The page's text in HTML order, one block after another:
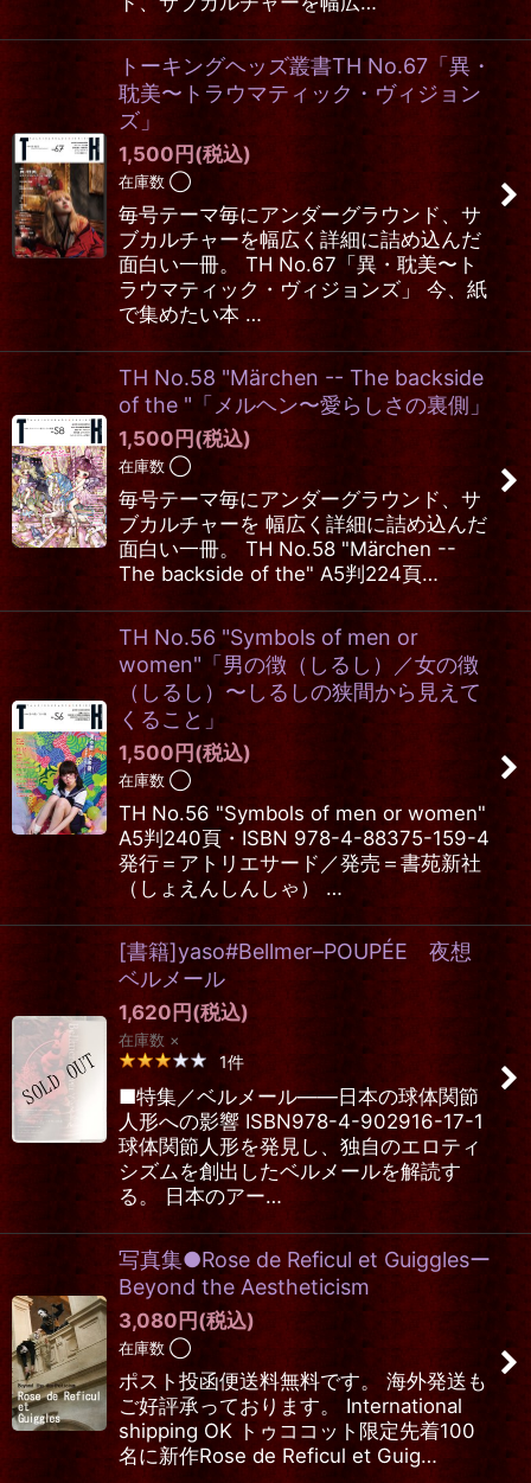
トーキングヘッズ叢書TH No.67「異・
耽美〜トラウマティック・ヴィジョン
ズ」
1,500円(税込)
在庫数 ◯
毎号テーマ毎にアンダーグラウンド、サ
ブカルチャーを幅広く詳細に詰め込んだ
面白い一冊。 TH No.67「異・耽美〜ト
ラウマティック・ヴィジョンズ」 今、紙
で集めたい本 …
TH No.58 "Märchen -- The backside
of the "「メルヘン〜愛らしさの裏側」
1,500円(税込)
在庫数 ◯
毎号テーマ毎にアンダーグラウンド、サ
ブカルチャーを 幅広く詳細に詰め込んだ
面白い一冊。 TH No.58 "Märchen --
The backside of the" A5判224頁…
TH No.56 "Symbols of men or
women"「男の徴（しるし）／女の徴
（しるし）〜しるしの狭間から見えて
くること」
1,500円(税込)
在庫数 ◯
TH No.56 "Symbols of men or women"
A5判240頁・ISBN 978-4-88375-159-4
発行＝アトリエサード／発売＝書苑新社
（しょえんしんしゃ） …
[書籍]yaso#Bellmer–POUPÉE 夜想
ベルメール
1,620円(税込)
在庫数 ×
1件
■特集／ベルメール――日本の球体関節
人形への影響 ISBN978-4-902916-17-1
球体関節人形を発見し、独自のエロティ
シズムを創出したベルメールを解読す
る。 日本のアー…
写真集●Rose de Reficul et Guigglesー
Beyond the Aestheticism
3,080円(税込)
在庫数 ◯
ポスト投函便送料無料です。 海外発送も
ご好評承っております。 International
shipping OK トゥココット限定先着100
名に新作Rose de Reficul et Guig…